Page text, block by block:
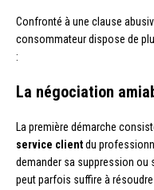
Confronté à une clause
consommateur dispose de
:
La négociation
La première démarche
service clientdu
demander sa suppression ou
peut parfois suffire à